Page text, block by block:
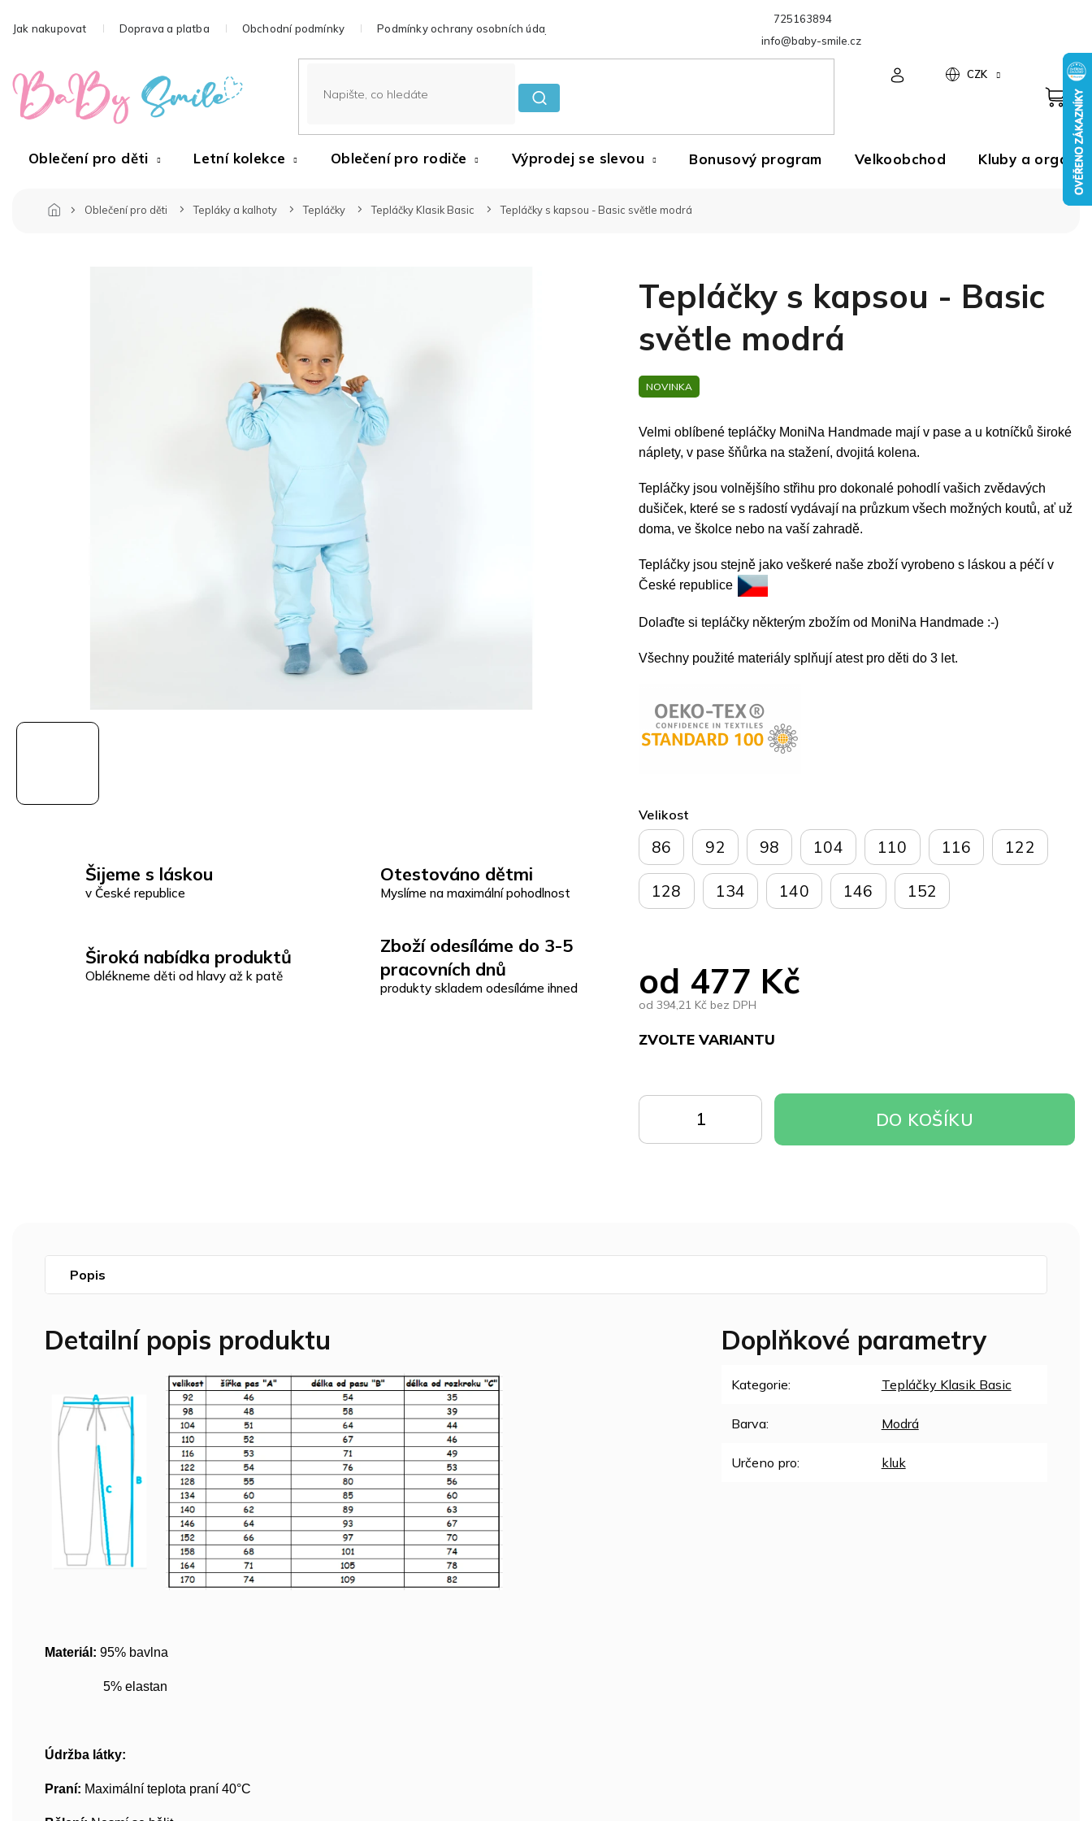
na
725163894
info@baby-smile.cz
Jak nakupovat Doprava a platba Obchodní podmínky Podmínky ochrany osobních údajů
CZK
Oblečení pro děti Letní kolekce Oblečení pro rodiče Výprodej se slevou Bonusový program Velkoobchod Kluby a
Oblečení pro děti Tepláky a kalhoty Tepláčky Tepláčky Klasik Basic Tepláčky s kapsou - Basic světle modrá
Šijeme s láskou
v České republice
Otestováno dětmi
Myslíme na maximální pohodlnost
Široká nabídka produktů
Oblékneme děti od hlavy až k patě
Zboží odesíláme do 3-5
pracovních dnů
produkty skladem odesíláme ihned
Tepláčky s kapsou - Basic
světle modrá
NOVINKA
od 477 Kč
od394,21 Kč bez DPH
ZVOLTE VARIANTU
Velikost
86 92 98 104 110 116 122
128 134 140 146 152
DO KOŠÍKU
Velmi oblíbené tepláčky MoniNa Handmade mají v pase a u kotníčků široké
náplety, v pase šňůrka na stažení, dvojitá kolena.
Tepláčky jsou volnějšího střihu pro dokonalé pohodlí vašich zvědavých
dušiček, které se s radostí vydávají na průzkum všech možných koutů, ať už
doma, ve školce nebo na vaší zahradě.
Tepláčky jsou stejně jako veškeré naše zboží vyrobeno s láskou a péčí v
České republice
Dolaďte si tepláčky některým zbožím od MoniNa Handmade :-)
Všechny použité materiály splňují atest pro děti do 3 let.
Popis
Detailní popis produktu
Materiál: 95% bavlna
5% elastan
Údržba látky:
Praní: Maximální teplota praní 40°C
Doplňkové parametry
Kategorie: Tepláčky Klasik Basic
Barva: Modrá
Určeno pro: kluk